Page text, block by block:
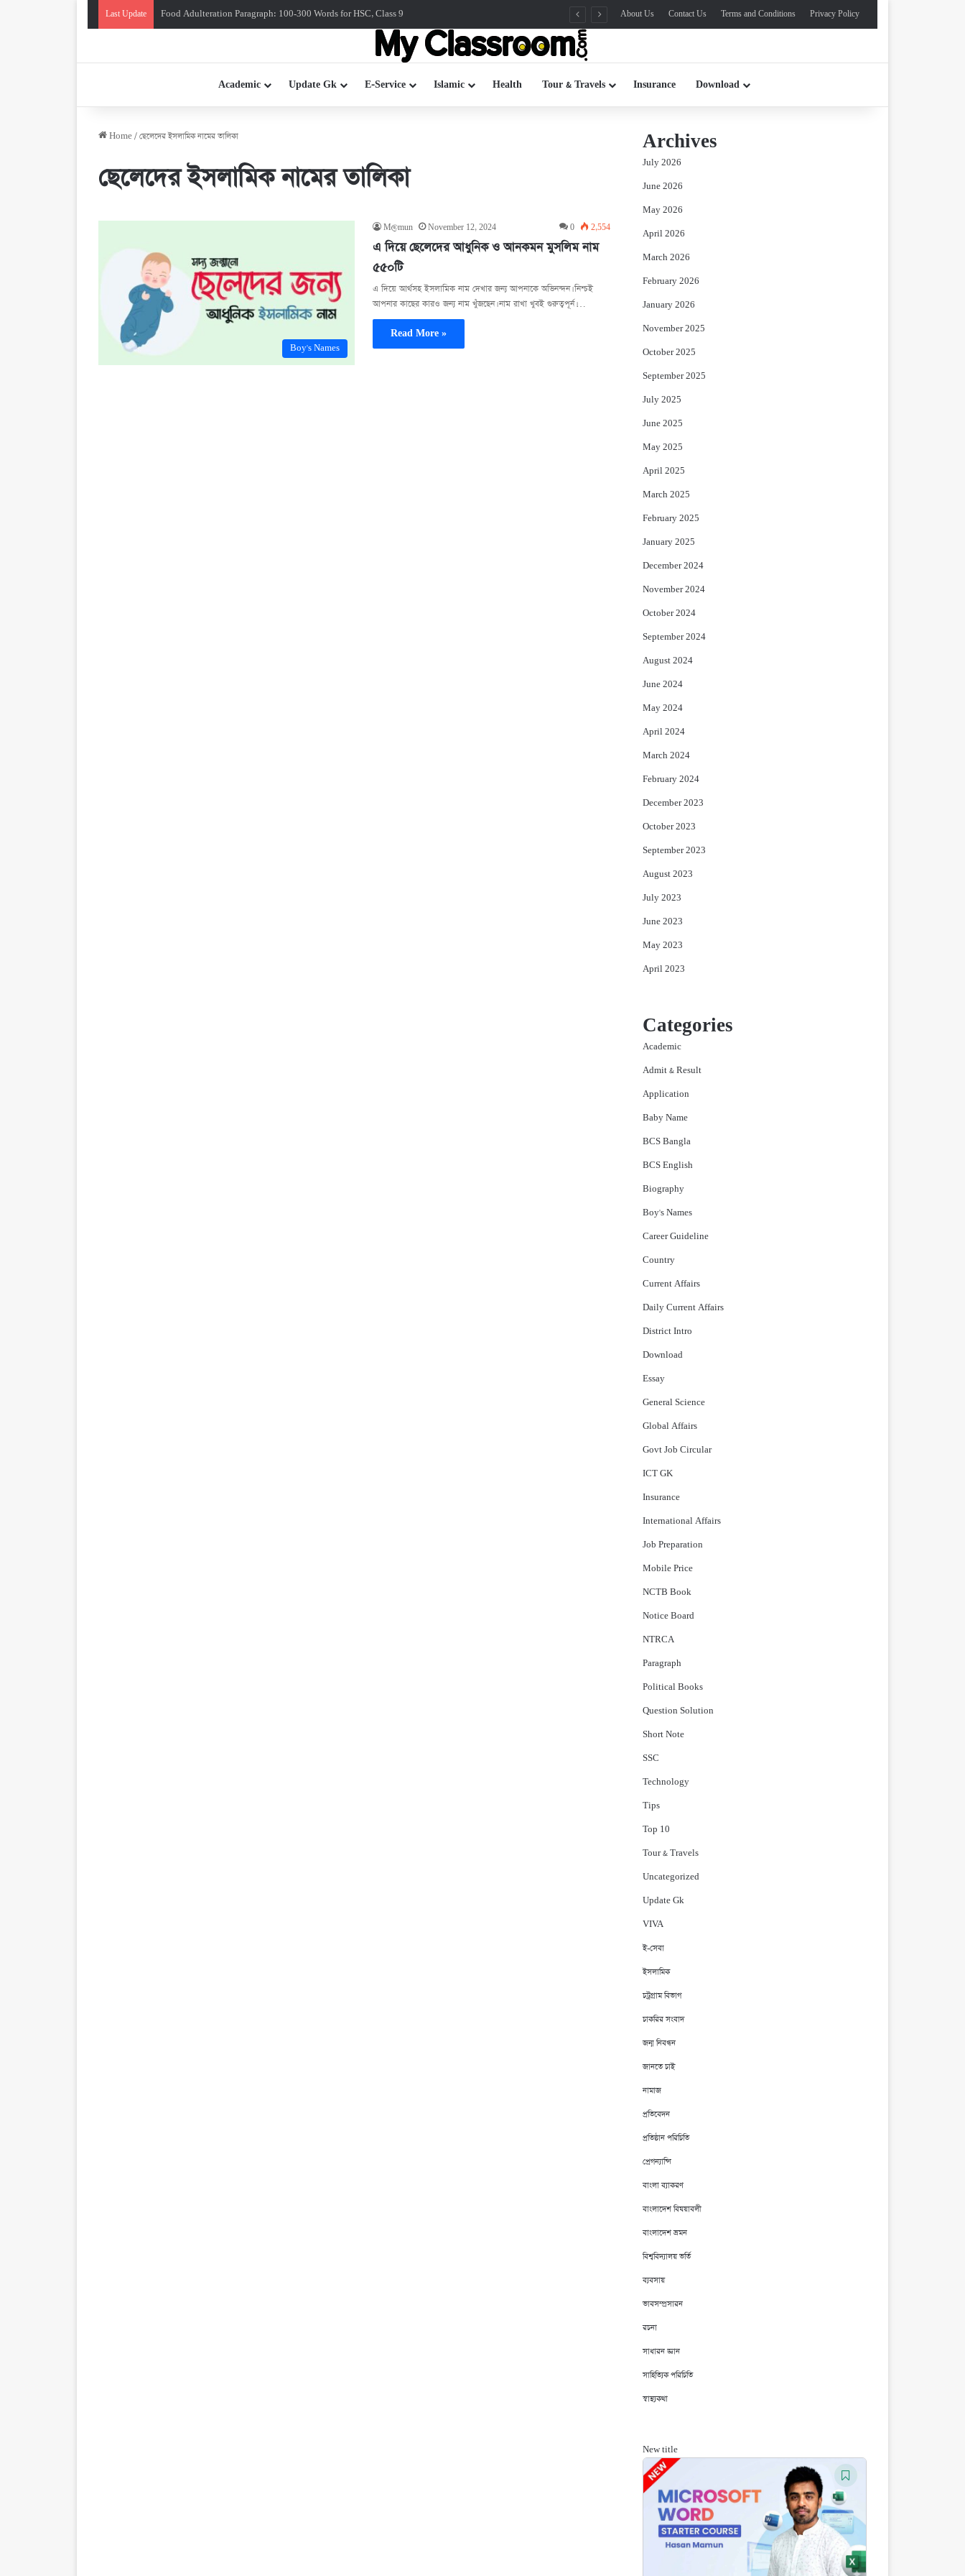
Last Update Food Adulteration Paragraph: 100-300 Words for HSC, Class 9 About Us Contact Us Terms and Conditions Privacy Policy
Academic Update Gk E-Service Islamic Health Tour & Travels Insurance Download
Home / ছেলেদের ইসলামিক নামের তালিকা
ছেলেদের ইসলামিক নামের তালিকা
Boy's Names
M@mun November 12, 2024 0 2,554
এ দিয়ে ছেলেদের আধুনিক ও আনকমন মুসলিম নাম
৫৫০টি
এ দিয়ে আর্থসহ ইসলামিক নাম দেখার জন্য আপনাকে অভিনন্দন। নিশ্চই
আপনার কাছের কারও জন্য নাম খুঁজছেন। নাম রাখা খুবই গুরুত্বপূর্ন।…
Read More »
Archives
July 2026
June 2026
May 2026
April 2026
March 2026
February 2026
January 2026
November 2025
October 2025
September 2025
July 2025
June 2025
May 2025
April 2025
March 2025
February 2025
January 2025
December 2024
November 2024
October 2024
September 2024
August 2024
June 2024
May 2024
April 2024
March 2024
February 2024
December 2023
October 2023
September 2023
August 2023
July 2023
June 2023
May 2023
April 2023
Categories
Academic
Admit & Result
Application
Baby Name
BCS Bangla
BCS English
Biography
Boy's Names
Career Guideline
Country
Current Affairs
Daily Current Affairs
District Intro
Download
Essay
General Science
Global Affairs
Govt Job Circular
ICT GK
Insurance
International Affairs
Job Preparation
Mobile Price
NCTB Book
Notice Board
NTRCA
Paragraph
Political Books
Question Solution
Short Note
‍SSC
Technology
Tips
Top 10
Tour & Travels
Uncategorized
Update Gk
VIVA
ই-সেবা
ইসলামিক
চট্রগ্রাম বিভাগ
চাকরির সংবাদ
জন্ম নিবন্ধন
জানতে চাই
নামাজ
প্রতিবেদন
প্রতিষ্ঠান পরিচিতি
প্রেগন্যান্সি
বাংলা ব্যাকরণ
বাংলাদেশ বিষয়াবলী
বাংলাদেশ ভ্রমন
বিশ্ববিদ্যালয় ভর্তি
ব্যবসায়
ভাবসম্প্রসারন
রচনা
সাধারন জ্ঞান
সাহিত্যিক পরিচিতি
স্বাস্থ্যকথা
New title